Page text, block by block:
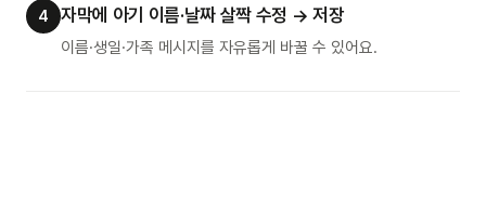
4 자막에 아기 이름·날짜 살짝 수정 → 저장
이름·생일·가족 메시지를 자유롭게 바꿀 수 있어요.